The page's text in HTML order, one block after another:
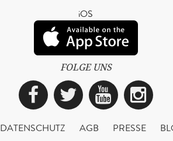
iOS
FOLGE UNS
Facebook
Twitter
DATENSCHUTZ AGB PRESSE